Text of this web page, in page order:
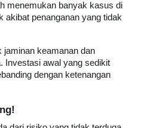
menemukan banyak kasus di
akibat penanganan yang tidak
jaminan keamanan dan
Investasi awal yang sedikit
dengan ketenangan